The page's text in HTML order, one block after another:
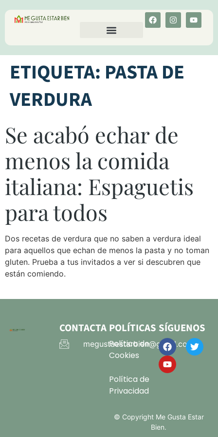
ETIQUETA: PASTA DE
VERDURA
Se acabó echar de
menos la comida
italiana: Espaguetis
para todos
Dos recetas de verdura que no saben a verdura ideal
para aquellos que echan de menos la pasta y no toman
gluten. Prueba a tus invitados a ver si descubren que
están comiendo.
CONTACTA
megustaestarbien@gmail.com
POLÍTICAS
Política de
Cookies
Política de
Privacidad
SÍGUENOS
© Copyright Me Gusta Estar
Bien.